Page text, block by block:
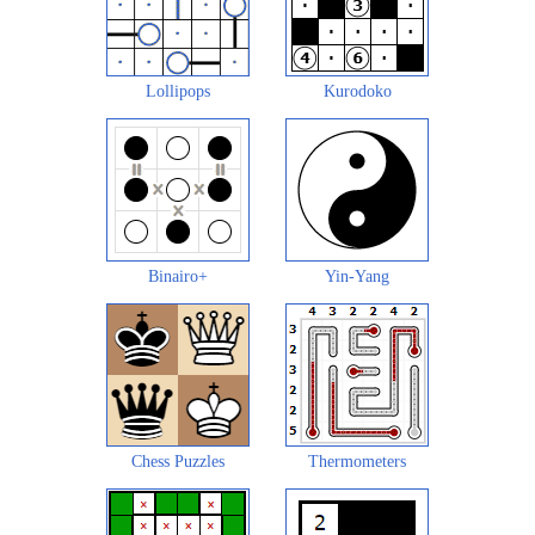
Lollipops Kurodoko
Binairo+ Yin-Yang
Chess Puzzles Thermometers